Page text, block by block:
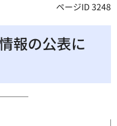
ページID 3248
報の公表に